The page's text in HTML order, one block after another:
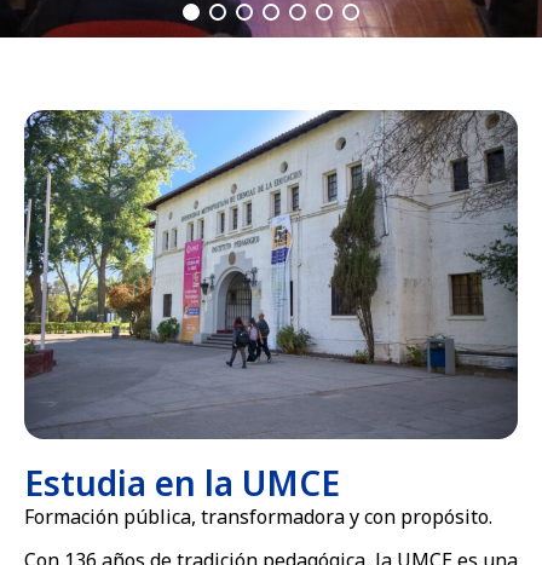
Estudia en la UMCE
Formación pública, transformadora y con propósito.